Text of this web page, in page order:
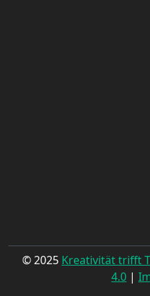
© 2025 Kreativität trifft
4.0 |